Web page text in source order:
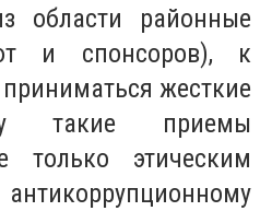
области районные
и спонсоров), к
жесткие
такие приемы
только этическим